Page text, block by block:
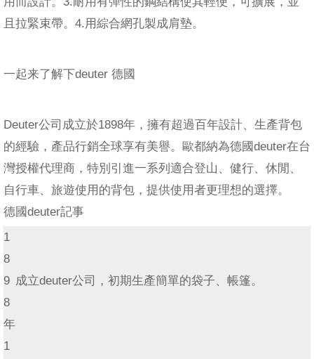
且拉緊束帶。4.用綜合網孔製成肩墊。
一起来了解下deuter 德國
Deuter公司成立於1898年，擁有超過百年設計、生產背包
的經驗，產品行銷全球享有美譽。歐都納為德國deuter在台
灣授權代理商，特別引進一系列適合登山、健行、休閒、
自行車、旅遊使用的背包，提供使用者更理想的選擇。
德國deuter記事
1
8
9
8
年
成立deuter公司，初期生產簡單的袋子、帳篷。
1